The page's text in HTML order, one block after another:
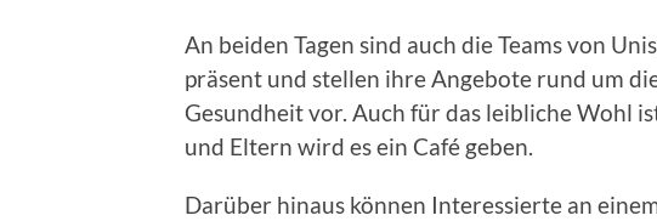
An beiden Tagen sind auch die Teams von
präsent und stellen ihre Angebote rund um
Gesundheit vor. Auch für das leibliche Wohl
und Eltern wird es ein Café geben.
Darüber hinaus können Interessierte an